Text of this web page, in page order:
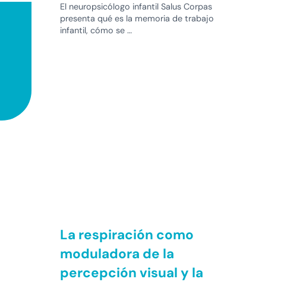
El neuropsicólogo infantil Salus Corpas
presenta qué es la memoria de trabajo
infantil, cómo se …
La respiración como
moduladora de la
percepción visual y la